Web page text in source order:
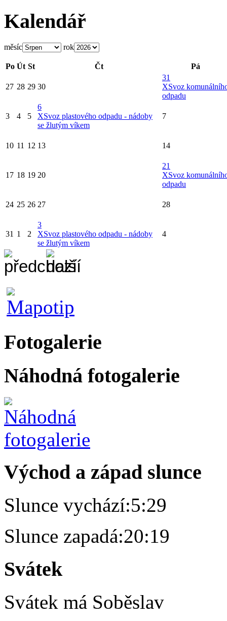
Kalendář
měsíc rok
Po Út St Čt Pá
27 28 29 30
31
XSvoz
odpadu
3 4 5
6
XSvoz plastového odpadu - nádoby
se žlutým víkem
7
10 11 12 13 14
17 18 19 20
21
XSvoz
odpadu
24 25 26 27 28
31 1 2
3
XSvoz plastového odpadu - nádoby
se žlutým víkem
4
Fotogalerie
Náhodná fotogalerie
Východ a západ slunce
Slunce vychází:5:29
Slunce zapadá:20:19
Svátek
Svátek má Soběslav